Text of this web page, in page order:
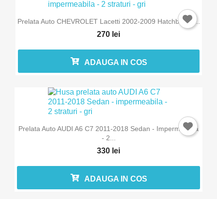
Prelata Auto CHEVROLET Lacetti 2002-2009 Hatchback -...
270 lei
ADAUGA IN COS
Prelata Auto AUDI A6 C7 2011-2018 Sedan - Impermeabila
- 2...
330 lei
ADAUGA IN COS